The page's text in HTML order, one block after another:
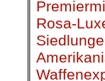
Rosa-